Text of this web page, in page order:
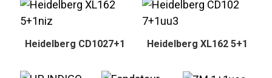
Heidelberg CD1027+1 Heidelberg XL162 5+1